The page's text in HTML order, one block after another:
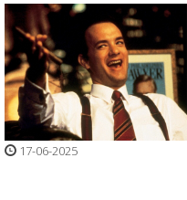
17-06-2025